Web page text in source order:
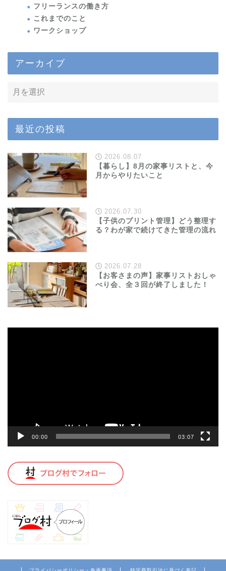
フリーランスの働き方
これまでのこと
ワークショップ
アーカイブ
最近の投稿
2026.08.07
【暮らし】8月の家事リストと、今
月からやりたいこと
2026.07.30
【子供のプリント管理】どう整理す
る？わが家で続けてきた管理の流れ
2026.07.28
【お客さまの声】家事リストおしゃ
べり会、全３回が終了しました！
00:00 03:07